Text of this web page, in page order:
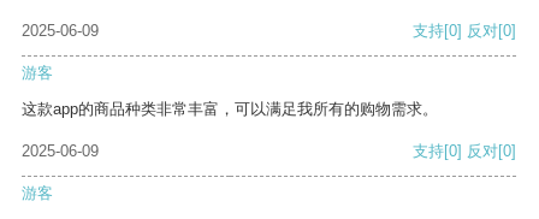
2025-06-09 支持[0] 反对[0]
游客
这款app的商品种类非常丰富，可以满足我所有的购物需求。
2025-06-09 支持[0] 反对[0]
游客